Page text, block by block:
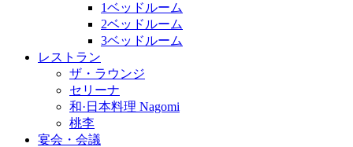
1ベッドルーム
2ベッドルーム
3ベッドルーム
レストラン
ザ・ラウンジ
セリーナ
和·日本料理 Nagomi
桃李
宴会・会議